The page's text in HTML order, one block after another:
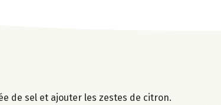
de sel et ajouter les zestes de citron.